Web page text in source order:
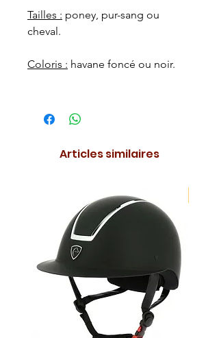
Tailles : poney, pur-sang ou
cheval.
Coloris : havane foncé ou noir.
Articles similaires